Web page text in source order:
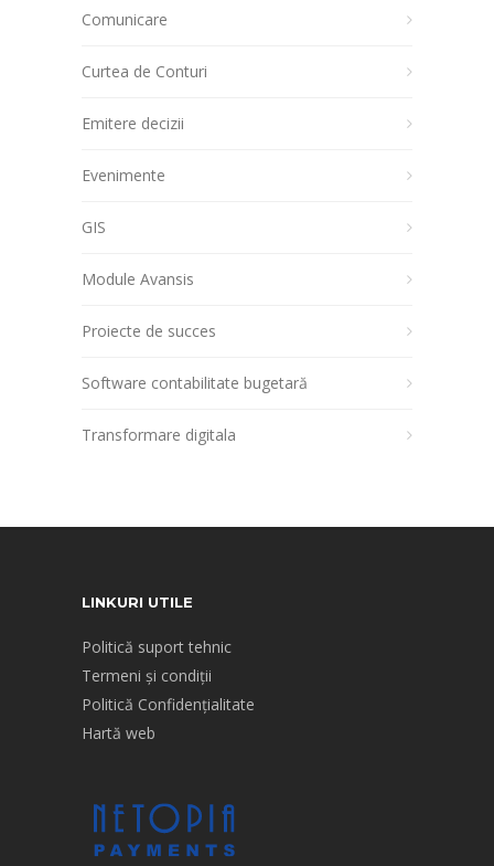
Comunicare
Curtea de Conturi
Emitere decizii
Evenimente
GIS
Module Avansis
Proiecte de succes
Software contabilitate bugetară
Transformare digitala
LINKURI UTILE
Politică suport tehnic
Termeni și condiții
Politică Confidențialitate
Hartă web